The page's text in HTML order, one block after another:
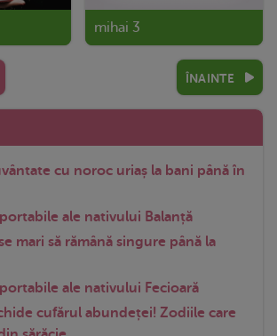
mihai 3
ÎNAINTE
cu noroc uriaș la bani până în
ale nativului Balanță
mari să rămână singure până la
ale nativului Fecioară
cufărul abundeței! Zodiile care